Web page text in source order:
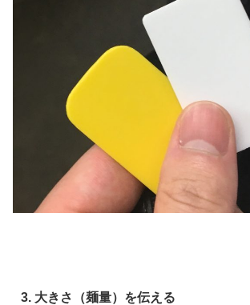
3. 大きさ（麺量）を伝える